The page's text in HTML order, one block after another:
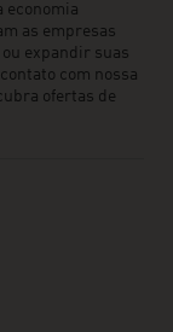
economia
as empresas
expandir suas
com nossa
ofertas de